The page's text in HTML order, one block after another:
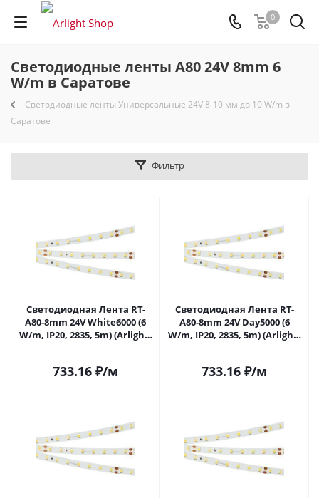
0
Светодиодные ленты A80 24V 8mm 6
W/m в Саратове
Светодиодные ленты Универсальные 24V 8-10 мм до 10 W/m в
Саратове
Фильтр
Светодиодная Лента RT-
A80-8mm 24V White6000 (6
W/m, IP20, 2835, 5m) (Arlight,
733.16 ₽/м
Светодиодная Лента RT-
A80-8mm 24V Day5000 (6
W/m, IP20, 2835, 5m) (Arlight,
733.16 ₽/м